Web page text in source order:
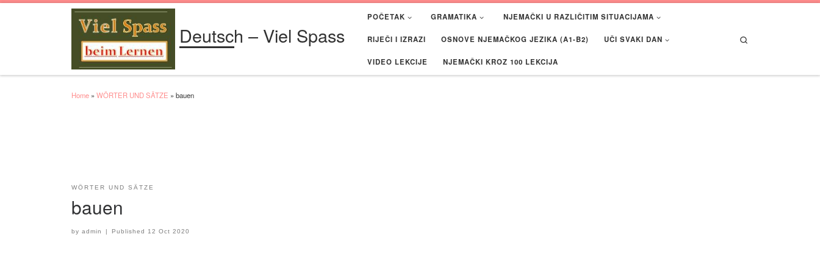
Deutsch – Viel Spass
POČETAK GRAMATIKA NJEMAČKI U RAZLIČITIM SITUACIJAMA
RIJEČI I IZRAZI OSNOVE NJEMAČKOG JEZIKA (A1-B2) UČI SVAKI DAN
VIDEO LEKCIJE NJEMAČKI KROZ 100 LEKCIJA
Home » WÖRTER UND SÄTZE » bauen
WÖRTER UND SÄTZE
bauen
by admin | Published 12 Oct 2020